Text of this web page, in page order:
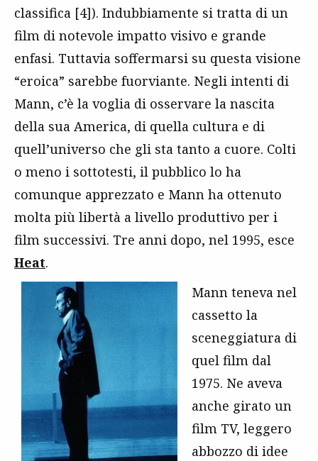
classifica [4]). Indubbiamente si tratta di un
film di notevole impatto visivo e grande
enfasi. Tuttavia soffermarsi su questa visione
“eroica” sarebbe fuorviante. Negli intenti di
Mann, c’è la voglia di osservare la nascita
della sua America, di quella cultura e di
quell’universo che gli sta tanto a cuore. Colti
o meno i sottotesti, il pubblico lo ha
comunque apprezzato e Mann ha ottenuto
molta più libertà a livello produttivo per i
film successivi. Tre anni dopo, nel 1995, esce
Heat.
Mann teneva nel
cassetto la
sceneggiatura di
quel film dal
1975. Ne aveva
anche girato un
film TV, leggero
abbozzo di idee